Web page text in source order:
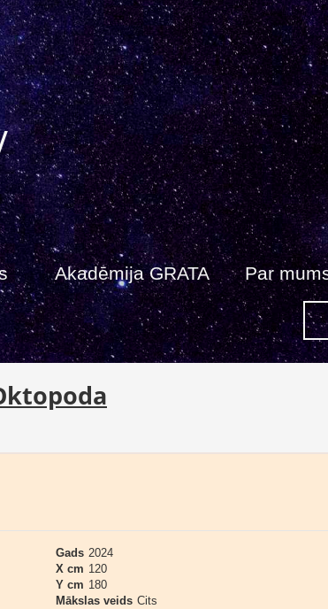
Akadēmija GRATA Par
Gads 2024
X cm 120
Y cm 180
Mākslas veids Cits